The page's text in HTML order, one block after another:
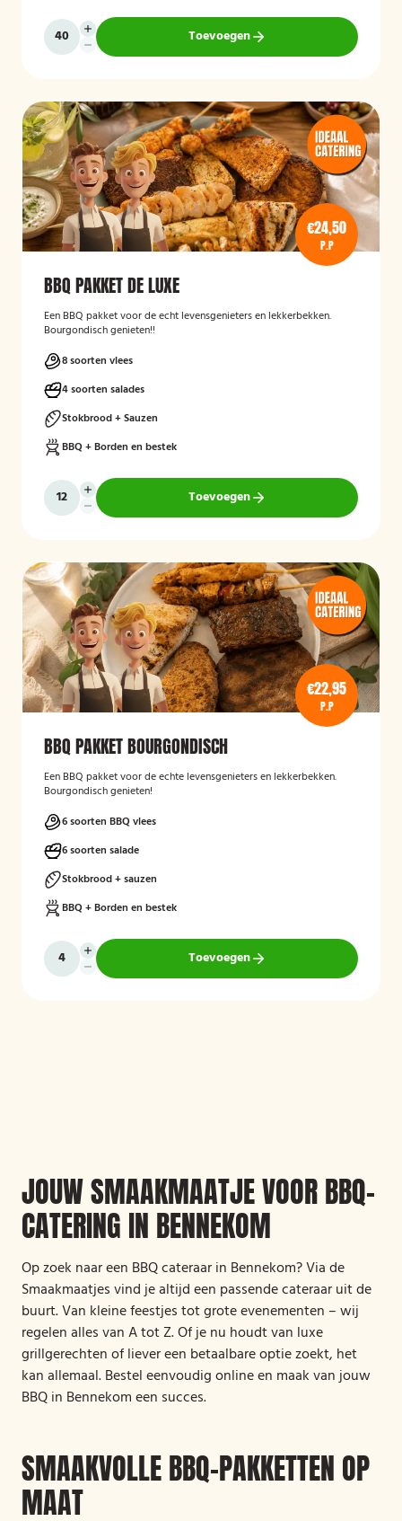
Toevoegen
€24,50
P.P
BBQ PAKKET DE LUXE
Een BBQ pakket voor de echt levensgenieters en lekkerbekken.
Bourgondisch genieten!!
8 soorten vlees
4 soorten salades
Stokbrood + Sauzen
BBQ + Borden en bestek
Toevoegen
€22,95
P.P
BBQ PAKKET BOURGONDISCH
Een BBQ pakket voor de echte levensgenieters en lekkerbekken.
Bourgondisch genieten!
6 soorten BBQ vlees
6 soorten salade
Stokbrood + sauzen
BBQ + Borden en bestek
Toevoegen
JOUW SMAAKMAATJE VOOR BBQ-
CATERING IN BENNEKOM
Op zoek naar een BBQ cateraar in Bennekom? Via de
Smaakmaatjes vind je altijd een passende cateraar uit de
buurt. Van kleine feestjes tot grote evenementen – wij
regelen alles van A tot Z. Of je nu houdt van luxe
grillgerechten of liever een betaalbare optie zoekt, het
kan allemaal. Bestel eenvoudig online en maak van jouw
BBQ in Bennekom een succes.
SMAAKVOLLE BBQ-PAKKETTEN OP
MAAT